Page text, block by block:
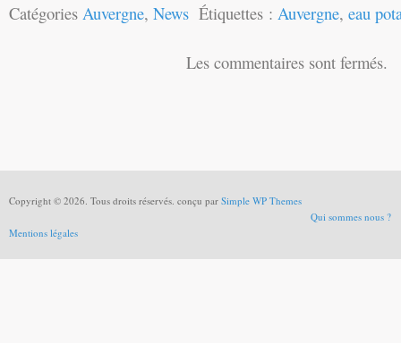
Catégories Auvergne, News Étiquettes : Auvergne, eau
Les commentaires sont fermés.
Copyright © 2026. Tous droits réservés. conçu par Simple WP Themes
Qui sommes nous ?
Mentions légales